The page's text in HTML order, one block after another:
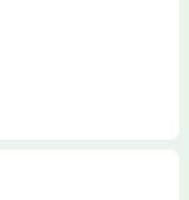
すか？部屋こそ最高
テルからバーのつま